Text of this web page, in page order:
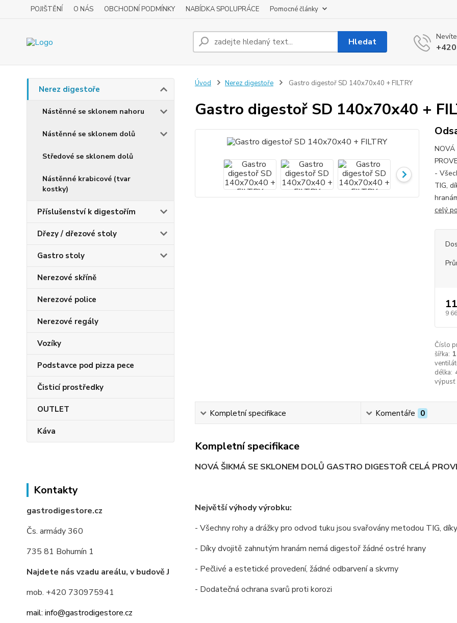
POJIŠTĚNÍ O NÁS OBCHODNÍ PODMÍNKY NABÍDKA SPOLUPRÁCE Pomocné články
Hledat
Nerez digestoře
Nástěnné se sklonem nahoru
Nástěnné se sklonem dolů
Středové se sklonem dolů
Nástěnné krabicové (tvar
kostky)
Příslušenství k digestořím
Dřezy / dřezové stoly
Gastro stoly
Nerezové skříně
Nerezové police
Nerezové regály
Vozíky
Podstavce pod pizza pece
Čisticí prostředky
OUTLET
Káva
Kontakty
gastrodigestore.cz
Čs. armády 360
735 81 Bohumín 1
Najdete nás vzadu areálu, v budově J
mob. +420 730975941
mail: info@gastrodigestore.cz
Úvod Nerez digestoře Gastro digestoř SD 140x70x40 + FILTRY
Gastro digestoř SD 140x70x40 +
NOVÁ
-
TIG,
celý
9
Číslo
šířka:
délka:
výpusť
Kompletní specifikace Komentáře 0
Kompletní specifikace
NOVÁ ŠIKMÁ SE SKLONEM DOLŮ GASTRO DIGESTOŘ CELÁ
Největší výhody výrobku:
- Všechny rohy a drážky pro odvod tuku jsou svařovány metodou TIG,
- Díky dvojitě zahnutým hranám nemá digestoř žádné ostré hrany
- Pečlivé a estetické provedení, žádné odbarvení a skvrny
- Dodatečná ochrana svarů proti korozi